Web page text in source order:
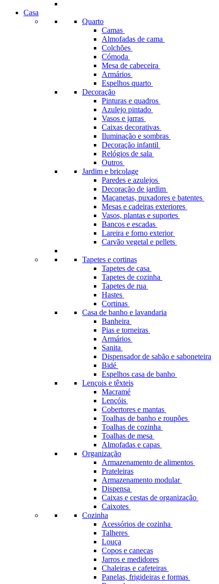
Casa
Quarto
Camas
Almofadas de cama
Colchões
Cómoda
Mesa de cabeceira
Armários
Espelhos quarto
Decoração
Pinturas e quadros
Azulejo pintado
Vasos e jarras
Caixas decorativas
Iluminação e sombras
Decoração infantil
Relógios de sala
Outros
Jardim e bricolage
Paredes e azulejos
Decoração de jardim
Maçanetas, puxadores e batentes
Mesas e cadeiras exteriores
Vasos, plantas e suportes
Bancos e escadas
Lareira e forno exterior
Carvão vegetal e pellets
Tapetes e cortinas
Tapetes de casa
Tapetes de cozinha
Tapetes de rua
Hastes
Cortinas
Casa de banho e lavandaria
Banheira
Pias e torneiras
Armários
Sanita
Dispensador de sabão e saboneteira
Bidé
Espelhos casa de banho
Lençois e têxteis
Macramé
Lençóis
Cobertores e mantas
Toalhas de banho e roupões
Toalhas de cozinha
Toalhas de mesa
Almofadas e capas
Organização
Armazenamento de alimentos
Prateleiras
Armazenamento modular
Dispensa
Caixas e cestas de organização
Caixotes
Cozinha
Acessórios de cozinha
Talheres
Louça
Copos e canecas
Jarros e medidores
Chaleiras e cafeteiras
Panelas, frigideiras e formas